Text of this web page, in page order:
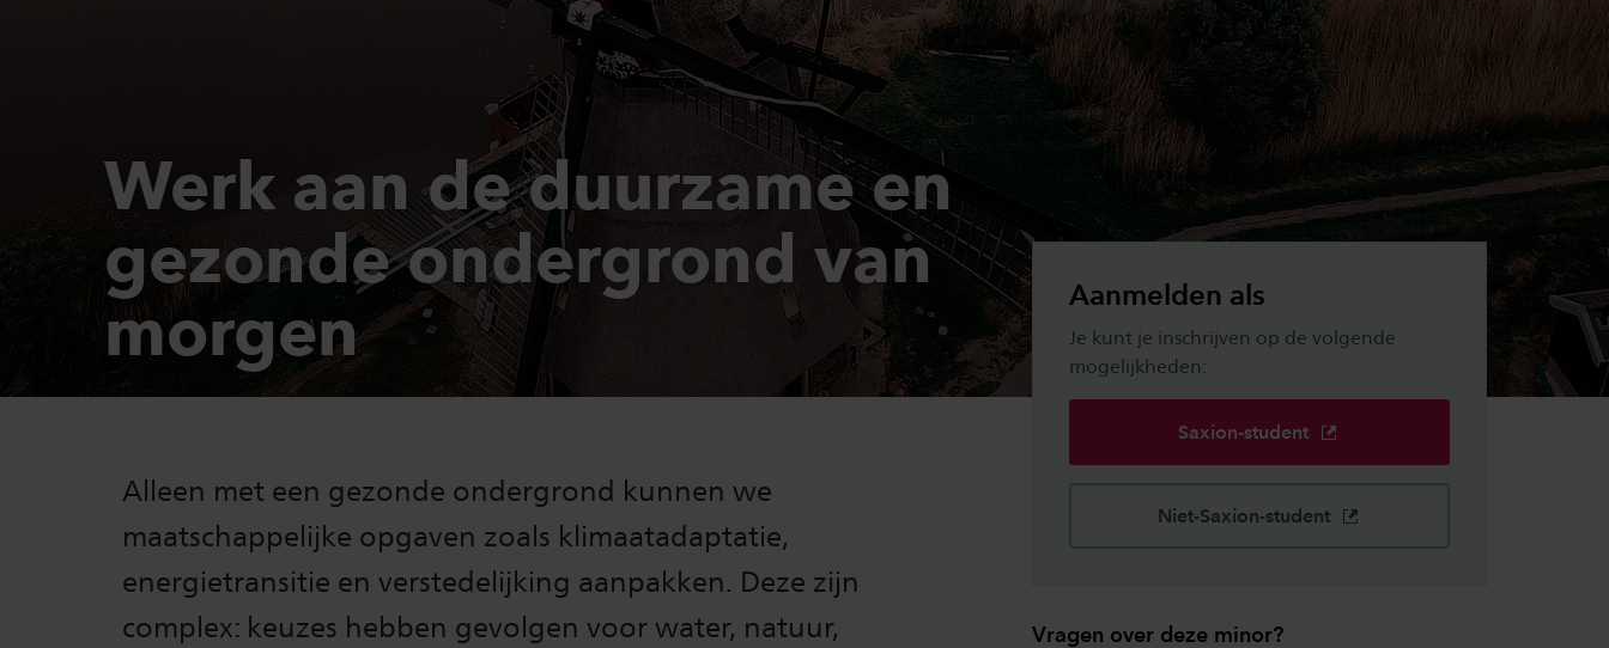
Werk aan de duurzame en
gezonde ondergrond van
morgen
Alleen met een gezonde ondergrond kunnen we
maatschappelijke opgaven zoals klimaatadaptatie,
energietransitie en verstedelijking aanpakken. Deze zijn
complex: keuzes hebben gevolgen voor water, natuur,
Aanmelden als
Je kunt je inschrijven op de volgende
mogelijkheden:
Saxion-student
Niet-Saxion-student
Vragen over deze minor?